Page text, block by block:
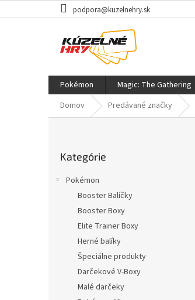
na
podpora@kuzelnehry.sk
Pokémon Magic: The Gathering
Domov
Predávané značky
kategórie
Kategórie
Pokémon
Booster Balíčky
Booster Boxy
Elite Trainer Boxy
Herné balíky
Špeciálne produkty
Darčekové V-Boxy
Malé darčeky